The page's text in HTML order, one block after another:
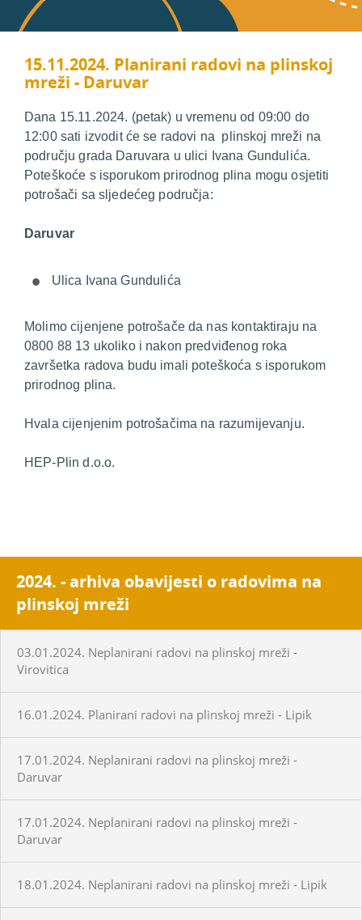
15.11.2024. Planirani radovi na plinskoj
mreži - Daruvar
Dana 15.11.2024. (petak) u vremenu od 09:00 do
12:00 sati izvodit će se radovi na plinskoj mreži na
području grada Daruvara u ulici Ivana Gundulića.
Poteškoće s isporukom prirodnog plina mogu osjetiti
potrošači sa sljedećeg područja:
Daruvar
Ulica Ivana Gundulića
Molimo cijenjene potrošače da nas kontaktiraju na
0800 88 13 ukoliko i nakon predviđenog roka
završetka radova budu imali poteškoća s isporukom
prirodnog plina.
Hvala cijenjenim potrošačima na razumijevanju.
HEP-Plin d.o.o.
2024. - arhiva obavijesti o radovima na
plinskoj mreži
03.01.2024. Neplanirani radovi na plinskoj mreži -
Virovitica
16.01.2024. Planirani radovi na plinskoj mreži - Lipik
17.01.2024. Neplanirani radovi na plinskoj mreži -
Daruvar
17.01.2024. Neplanirani radovi na plinskoj mreži -
Daruvar
18.01.2024. Neplanirani radovi na plinskoj mreži - Lipik